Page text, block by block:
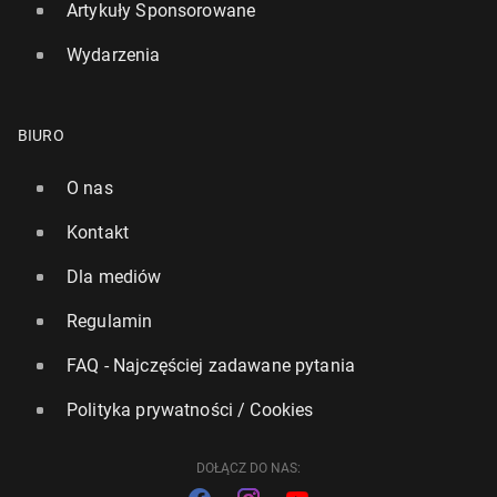
miej­scach, za­pło­nę­ły dwa znicze
Artykuły Sponsorowane
Wydarzenia
BIURO
O nas
Kontakt
Dla mediów
Regulamin
FAQ - Najczęściej zadawane pytania
Polityka prywatności / Cookies
DOŁĄCZ DO NAS: